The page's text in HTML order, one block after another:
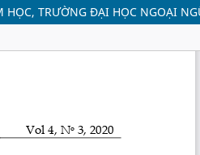
TRƯỜNG ĐẠI HỌC NGOẠI